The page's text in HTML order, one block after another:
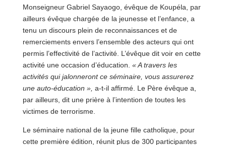
Monseigneur Gabriel Sayaogo, évêque de Koupéla, par
ailleurs évêque chargée de la jeunesse et l’enfance, a
tenu un discours plein de reconnaissances et de
remerciements envers l’ensemble des acteurs qui ont
permis l’effectivité de l’activité. L’évêque dit voir en cette
activité une occasion d’éducation. « A travers les
activités qui jalonneront ce séminaire, vous assurerez
une auto-éducation », a-t-il affirmé. Le Père évêque a,
par ailleurs, dit une prière à l’intention de toutes les
victimes de terrorisme.
Le séminaire national de la jeune fille catholique, pour
cette première édition, réunit plus de 300 participantes